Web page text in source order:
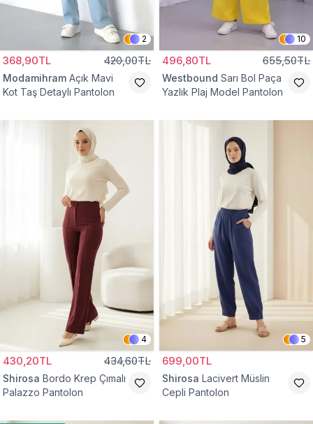
2
368,90TL 420,00TL
Modamihram Açık Mavi
Kot Taş Detaylı Pantolon
10
496,80TL 655,50TL
Westbound Sarı Bol Paça
Yazlık Plaj Model Pantolon
4
430,20TL 434,60TL
Shirosa Bordo Krep Çımalı
Palazzo Pantolon
5
699,00TL
Shirosa Lacivert Müslin
Cepli Pantolon